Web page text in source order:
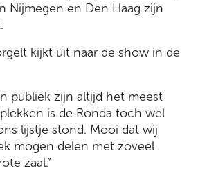
Nijmegen en Den Haag zijn
kijkt uit naar de show in de
publiek zijn altijd het meest
is de Ronda toch wel
lijstje stond. Mooi dat wij
mogen delen met zoveel
zaal.”